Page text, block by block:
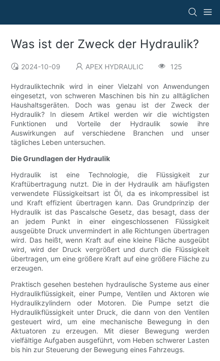
Was ist der Zweck der Hydraulik?
2024-10-09 APEX HYDRAULIC 125
Hydrauliktechnik wird in einer Vielzahl von Anwendungen
eingesetzt, von schweren Maschinen bis hin zu alltäglichen
Haushaltsgeräten. Doch was genau ist der Zweck der
Hydraulik? In diesem Artikel werden wir die wichtigsten
Funktionen und Vorteile der Hydraulik sowie ihre
Auswirkungen auf verschiedene Branchen und unser
tägliches Leben untersuchen.
Die Grundlagen der Hydraulik
Hydraulik ist eine Technologie, die Flüssigkeit zur
Kraftübertragung nutzt. Die in der Hydraulik am häufigsten
verwendete Flüssigkeitsart ist Öl, da es inkompressibel ist
und Kraft effizient übertragen kann. Das Grundprinzip der
Hydraulik ist das Pascalsche Gesetz, das besagt, dass der
an jedem Punkt in einer eingeschlossenen Flüssigkeit
ausgeübte Druck unvermindert in alle Richtungen übertragen
wird. Das heißt, wenn Kraft auf eine kleine Fläche ausgeübt
wird, wird der Druck vergrößert und durch die Flüssigkeit
übertragen, um eine größere Kraft auf eine größere Fläche zu
erzeugen.
Praktisch gesehen bestehen hydraulische Systeme aus einer
Hydraulikflüssigkeit, einer Pumpe, Ventilen und Aktoren wie
Hydraulikzylindern oder Motoren. Die Pumpe setzt die
Hydraulikflüssigkeit unter Druck, die dann von den Ventilen
gesteuert wird, um eine mechanische Bewegung in den
Aktuatoren zu erzeugen. Mit dieser Bewegung werden
vielfältige Aufgaben ausgeführt, vom Heben schwerer Lasten
bis hin zur Steuerung der Bewegung eines Fahrzeugs.